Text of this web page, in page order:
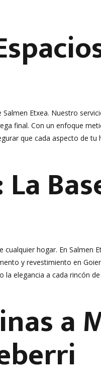
Etxea. Nuestro
final. Con un enfoque
que cada aspecto de tu
hogar. En Salmen
y revestimiento en
elegancia a cada rincón de
a